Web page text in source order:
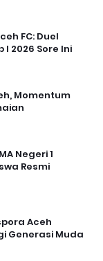
FC: Duel
I 2026 Sore Ini
Momentum
Negeri 1
Resmi
Aceh
Generasi Muda